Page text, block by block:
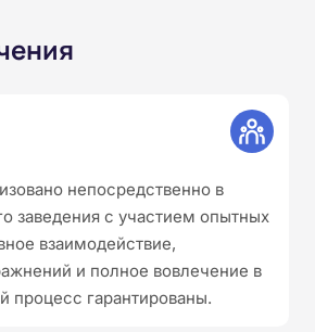
непосредственно в
заведения с участием опытных
взаимодействие,
и полное вовлечение в
процесс гарантированы.